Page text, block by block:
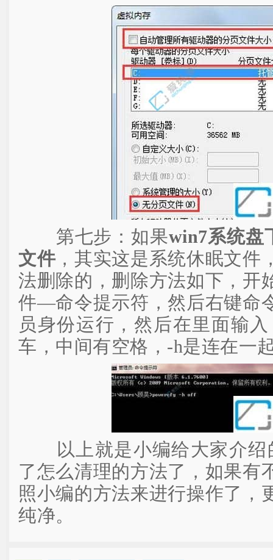
第七步：如果win7系统盘
文件，其实这是系统休眠文件
法删除的，删除方法如下，
件—命令提示符，然后右键命
员身份运行，然后在里面输
车，中间有空格，-h是连在一
以上就是小编给大家介绍
了怎么清理的方法了，如果有
照小编的方法来进行操作了，
纯净。